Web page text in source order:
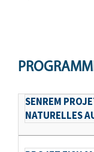
SENREM
NATURELLES